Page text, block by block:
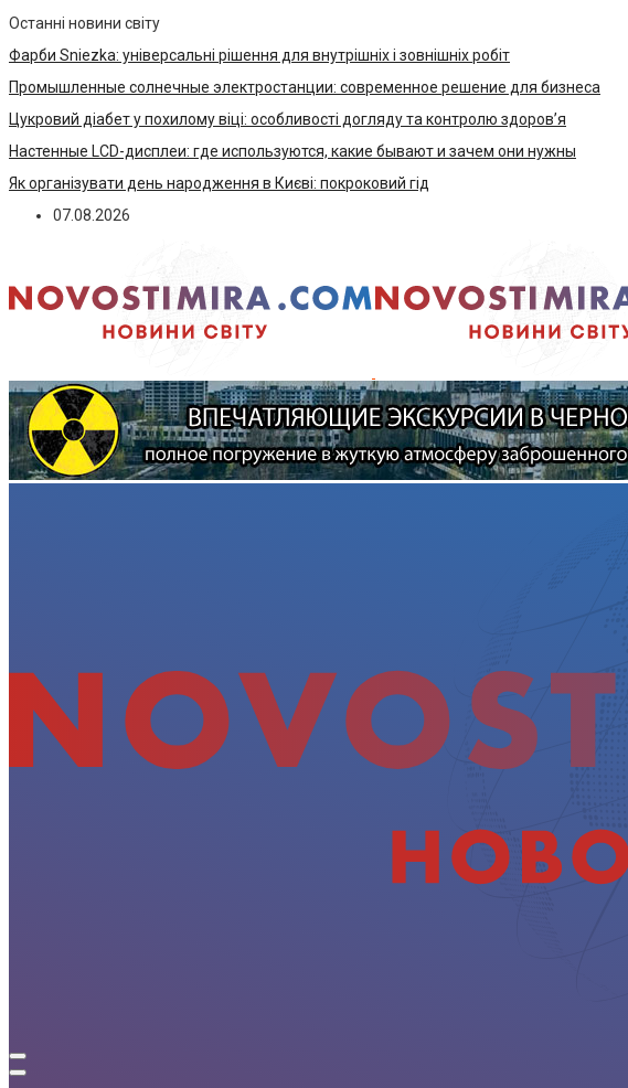
Останні новини світу
Фарби Sniezka: універсальні рішення для внутрішніх і зовнішніх робіт
Промышленные солнечные электростанции: современное решение для бизнеса
Цукровий діабет у похилому віці: особливості догляду та контролю здоров’я
Настенные LCD-дисплеи: где используются, какие бывают и зачем они нужны
Як організувати день народження в Києві: покроковий гід
07.08.2026